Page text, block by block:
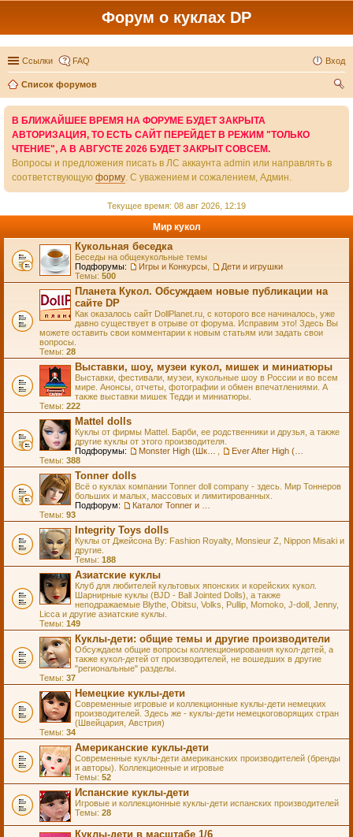
Форум о куклах DP
Ссылки FAQ Вход
Список форумов
В БЛИЖАЙШЕЕ ВРЕМЯ НА ФОРУМЕ БУДЕТ ЗАКРЫТА
АВТОРИЗАЦИЯ, ТО ЕСТЬ САЙТ ПЕРЕЙДЕТ В РЕЖИМ "ТОЛЬКО
ЧТЕНИЕ", А В АВГУСТЕ 2026 БУДЕТ ЗАКРЫТ СОВСЕМ.
Вопросы и предложения писать в ЛС аккаунта admin или направлять в
соответствующую форму. С уважением и сожалением, Админ.
Текущее время: 08 авг 2026, 12:19
Мир кукол
Кукольная беседка
Беседы на общекукольные темы
Подфорумы:
Игры и Конкурсы
Дети и игрушки
Темы: 500
Планета Кукол. Обсуждаем новые публикации на
сайте DP
Как оказалось сайт DollPlanet.ru, с которого все начиналось, уже
давно существует в отрыве от форума. Исправим это! Здесь Вы
можете оставить свои комментарии к новым статьям или задать свои
вопросы.
Темы: 28
Выставки, шоу, музеи кукол, мишек и миниатюры
Выставки, фестивали, музеи, кукольные шоу в России и во всем
мире. Анонсы, отчеты, фотографии и обмен впечатлениями. А
также выставки мишек Тедди и миниатюры.
Темы: 222
Mattel dolls
Куклы от фирмы Mattel. Барби, ее родственники и друзья, а также
другие куклы от этого производителя.
Подфорумы:
Темы: 388
Tonner dolls
Всё о куклах компании Tonner doll company - здесь. Мир Тоннеров
больших и малых, массовых и лимитированных.
Подфорум:
Темы: 93
Integrity Toys dolls
Куклы от Джейсона Ву: Fashion Royalty, Monsieur Z, Nippon Misaki и
другие.
Темы: 188
Азиатские куклы
Клуб для любителей культовых японских и корейских кукол.
Шарнирные куклы (BJD - Ball Jointed Dolls), а также
неподражаемые Blythe, Obitsu, Volks, Pullip, Momoko, J-doll, Jenny,
Licca и другие азиатские куклы.
Темы: 149
Куклы-дети: общие темы и другие производители
Обсуждаем общие вопросы коллекционирования кукол-детей, а
также кукол-детей от производителей, не вошедших в другие
"региональные" разделы.
Темы: 37
Немецкие куклы-дети
Современные игровые и коллекционные куклы-дети немецких
производителей. Здесь же - куклы-дети немецкоговорящих стран
(Швейцария, Австрия)
Темы: 34
Американские куклы-дети
Современные куклы-дети американских производителей (бренды
и авторы). Коллекционные и игровые
Темы: 52
Испанские куклы-дети
Игровые и коллекционные куклы-дети испанских производителей
Темы: 28
Куклы-дети в масштабе 1/6